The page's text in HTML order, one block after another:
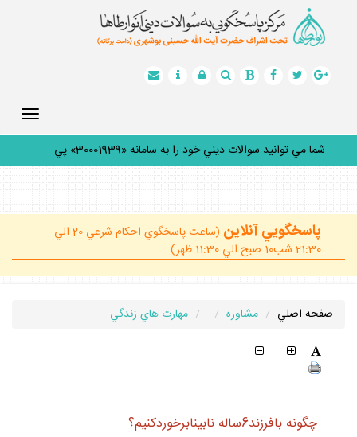
شما مي توانيد سوالات ديني خود را به سامانه «30001939» پيامك
پاسخگويي آنلاين
(ساعت پاسخگوي احكام شرعي 20 الي
21:30 شب10 صبح الي 11:30 ظهر)
صفحه اصلي مشاوره مهارت هاي زندگي
چگونه بافرزند6ساله نابينابرخوردكنيم؟